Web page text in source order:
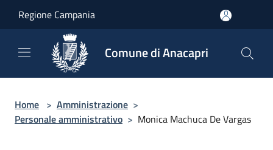
Regione Campania
Comune di Anacapri
Home > Amministrazione >
Personale amministrativo > Monica Machuca De Vargas